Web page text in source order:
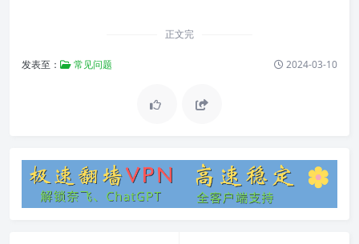
正文完
发表至： 常见问题 2024-03-10